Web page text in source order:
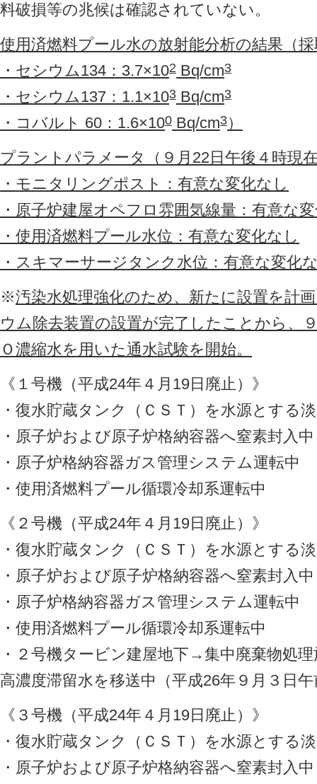
料破損等の兆候は確認されていない。
使用済燃料プール水の放射能分析の結果（
・セシウム134：3.7×102 Bq/cm3
・セシウム137：1.1×103 Bq/cm3
・コバルト 60：1.6×100 Bq/cm3）
プラントパラメータ（９月22日午後４時現
・モニタリングポスト：有意な変化なし
・原子炉建屋オペフロ雰囲気線量：有意な
・使用済燃料プール水位：有意な変化なし
・スキマーサージタンク水位：有意な変化
※汚染水処理強化のため、新たに設置を計
ウム除去装置の設置が完了したことから、
Ｏ濃縮水を用いた通水試験を開始。
《１号機（平成24年４月19日廃止）》
・復水貯蔵タンク（ＣＳＴ）を水源とする
・原子炉および原子炉格納容器へ窒素封入中
・原子炉格納容器ガス管理システム運転中
・使用済燃料プール循環冷却系運転中
《２号機（平成24年４月19日廃止）》
・復水貯蔵タンク（ＣＳＴ）を水源とする
・原子炉および原子炉格納容器へ窒素封入中
・原子炉格納容器ガス管理システム運転中
・使用済燃料プール循環冷却系運転中
・２号機タービン建屋地下→集中廃棄物処
高濃度滞留水を移送中（平成26年９月３日
《３号機（平成24年４月19日廃止）》
・復水貯蔵タンク（ＣＳＴ）を水源とする
・原子炉および原子炉格納容器へ窒素封入中